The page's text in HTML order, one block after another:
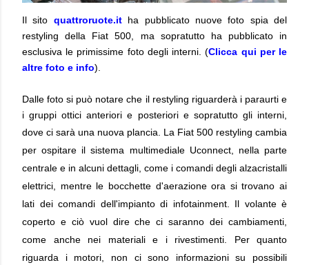
Il sito quattroruote.itha pubblicato nuove foto spia del
restyling della Fiat 500, ma sopratutto ha pubblicato in
esclusiva le primissime foto degli interni. (Clicca qui per le
altre foto e info).
Dalle foto si può notare che il restyling riguarderà i paraurti e
i gruppi ottici anteriori e posteriori e sopratutto gli interni,
dove ci sarà una nuova plancia. La Fiat 500 restyling cambia
per ospitare il sistema multimediale Uconnect, nella parte
centrale e in alcuni dettagli, come i comandi degli alzacristalli
elettrici, mentre le bocchette d'aerazione ora si trovano ai
lati dei comandi dell'impianto di infotainment. Il volante è
coperto e ciò vuol dire che ci saranno dei cambiamenti,
come anche nei materiali e i rivestimenti. Per quanto
riguarda i motori, non ci sono informazioni su possibili